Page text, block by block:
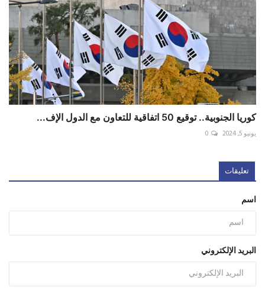
كوريا الجنوبية.. توقيع 50 اتفاقية للتعاون مع الدول الإف...
يونيو 5, 2024 0
تعليقات
اسم
البريد الإلكتروني